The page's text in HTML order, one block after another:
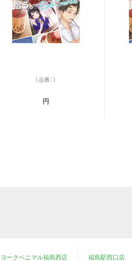
（品番：）
円
ヨークベニマル福島西店 福島駅西口店